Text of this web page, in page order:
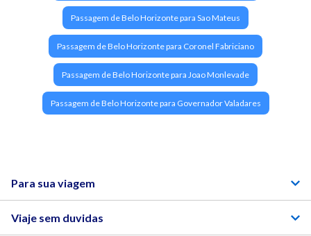
Passagem de Belo Horizonte para Sao Mateus
Passagem de Belo Horizonte para Coronel Fabriciano
Passagem de Belo Horizonte para Joao Monlevade
Passagem de Belo Horizonte para Governador Valadares
Para sua viagem
Viaje sem duvidas